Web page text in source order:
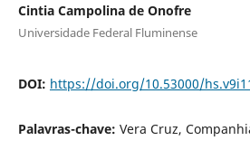
Cintia Campolina de Onofre
Universidade Federal Fluminense
DOI: https://doi.org/10.53000/
Palavras-chave: Vera Cruz,